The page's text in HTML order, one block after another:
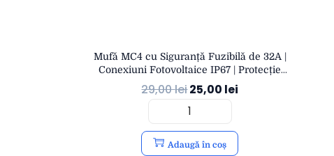
Mufă MC4 cu Siguranță Fuzibilă de 32A |
Conexiuni Fotovoltaice IP67 | Protecție
Suprasarcină | Durabil UV | OPEN
29,00lei25,00 lei
Adaugă în coș